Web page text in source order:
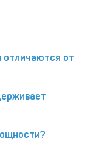
от